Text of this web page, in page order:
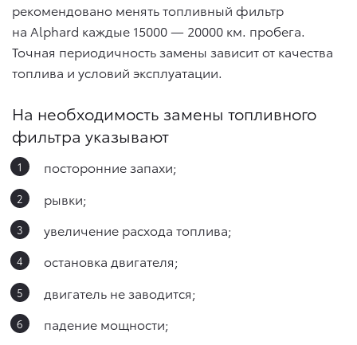
рекомендовано менять топливный фильтр
на Alphard каждые 15000 — 20000 км. пробега.
Точная периодичность замены зависит от качества
топлива и условий эксплуатации.
На необходимость замены топливного
фильтра указывают
посторонние запахи;
рывки;
увеличение расхода топлива;
остановка двигателя;
двигатель не заводится;
падение мощности;